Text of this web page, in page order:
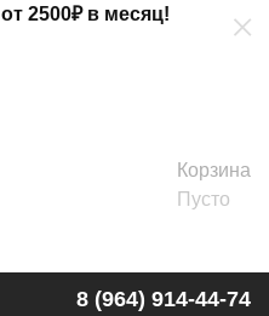
от 2500₽ в месяц!
Корзина
Пусто
8 (964) 914-44-74
×